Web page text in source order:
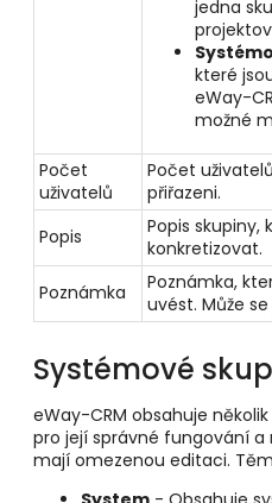
jedna
které
eWay-
možné
Počet
uživatelů
Počet
přiřazeni.
Popis
Popis skupiny,
konkretizovat.
Poznámka
Poznámka,
uvést. Může
Systémové
eWay-CRM obsahuje
pro její správné fungování
mají omezenou editaci.